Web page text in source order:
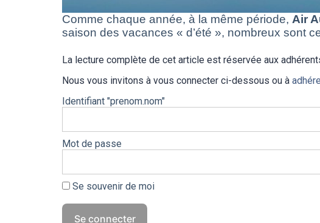
Comme chaque année, à la même période, Air
saison des vacances « d’été », nombreux sont
La lecture complète de cet article est réservée aux
Nous vous invitons à vous connecter ci-dessous ou à
Identifiant "prenom.nom"
Mot de passe
Se souvenir de moi